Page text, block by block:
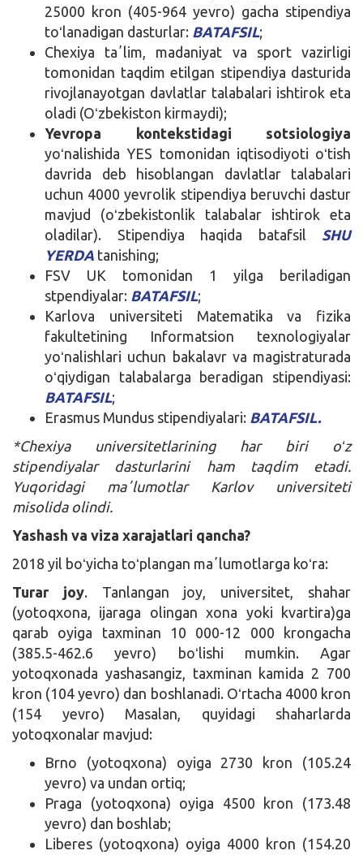
25000 kron (405-964 yevro) gacha stipendiya
toʻlanadigan dasturlar: BATAFSIL;
Chexiya taʼlim, madaniyat va sport vazirligi
tomonidan taqdim etilgan stipendiya dasturida
rivojlanayotgan davlatlar talabalari ishtirok eta
oladi (Oʻzbekiston kirmaydi);
Yevropa kontekstidagi sotsiologiya
yoʻnalishida YES tomonidan iqtisodiyoti oʻtish
davrida deb hisoblangan davlatlar talabalari
uchun 4000 yevrolik stipendiya beruvchi dastur
mavjud (oʻzbekistonlik talabalar ishtirok eta
oladilar). Stipendiya haqida batafsil SHU
YERDA tanishing;
FSV UK tomonidan 1 yilga beriladigan
stpendiyalar: BATAFSIL;
Karlova universiteti Matematika va fizika
fakultetining Informatsion texnologiyalar
yoʻnalishlari uchun bakalavr va magistraturada
oʻqiydigan talabalarga beradigan stipendiyasi:
BATAFSIL;
Erasmus Mundus stipendiyalari: BATAFSIL.
*Chexiya universitetlarining har biri oʻz
stipendiyalar dasturlarini ham taqdim etadi.
Yuqoridagi maʼlumotlar Karlov universiteti
misolida olindi.
Yashash va viza xarajatlari qancha?
2018 yil boʻyicha toʻplangan maʼlumotlarga koʻra:
Turar joy. Tanlangan joy, universitet, shahar
(yotoqxona, ijaraga olingan xona yoki kvartira)ga
qarab oyiga taxminan 10 000-12 000 krongacha
(385.5-462.6 yevro) boʻlishi mumkin. Agar
yotoqxonada yashasangiz, taxminan kamida 2 700
kron (104 yevro) dan boshlanadi. Oʻrtacha 4000 kron
(154 yevro) Masalan, quyidagi shaharlarda
yotoqxonalar mavjud:
Brno (yotoqxona) oyiga 2730 kron (105.24
yevro) va undan ortiq;
Praga (yotoqxona) oyiga 4500 kron (173.48
yevro) dan boshlab;
Liberes (yotoqxona) oyiga 4000 kron (154.20